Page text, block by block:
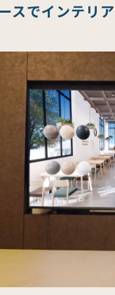
スでインテリ